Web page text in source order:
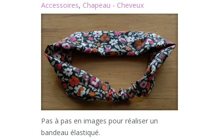
Accessoires, Chapeau - Cheveux
Pas à pas en images pour réaliser un
bandeau élastiqué.